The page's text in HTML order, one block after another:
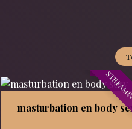
masturbation en body